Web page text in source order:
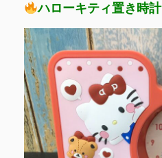
ハローキティ置き時計